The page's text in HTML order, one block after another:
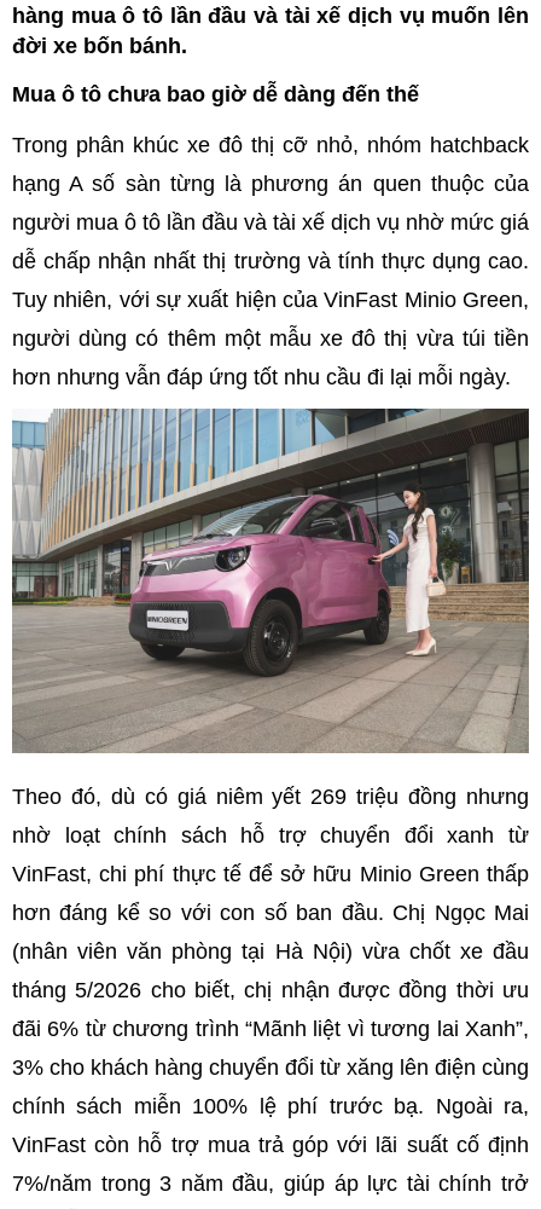
hàng mua ô tô lần đầu và tài xế dịch vụ muốn lên
đời xe bốn bánh.
Mua ô tô chưa bao giờ dễ dàng đến thế
Trong phân khúc xe đô thị cỡ nhỏ, nhóm hatchback
hạng A số sàn từng là phương án quen thuộc của
người mua ô tô lần đầu và tài xế dịch vụ nhờ mức giá
dễ chấp nhận nhất thị trường và tính thực dụng cao.
Tuy nhiên, với sự xuất hiện của VinFast Minio Green,
người dùng có thêm một mẫu xe đô thị vừa túi tiền
hơn nhưng vẫn đáp ứng tốt nhu cầu đi lại mỗi ngày.
Theo đó, dù có giá niêm yết 269 triệu đồng nhưng
nhờ loạt chính sách hỗ trợ chuyển đổi xanh từ
VinFast, chi phí thực tế để sở hữu Minio Green thấp
hơn đáng kể so với con số ban đầu. Chị Ngọc Mai
(nhân viên văn phòng tại Hà Nội) vừa chốt xe đầu
tháng 5/2026 cho biết, chị nhận được đồng thời ưu
đãi 6% từ chương trình “Mãnh liệt vì tương lai Xanh”,
3% cho khách hàng chuyển đổi từ xăng lên điện cùng
chính sách miễn 100% lệ phí trước bạ. Ngoài ra,
VinFast còn hỗ trợ mua trả góp với lãi suất cố định
7%/năm trong 3 năm đầu, giúp áp lực tài chính trở